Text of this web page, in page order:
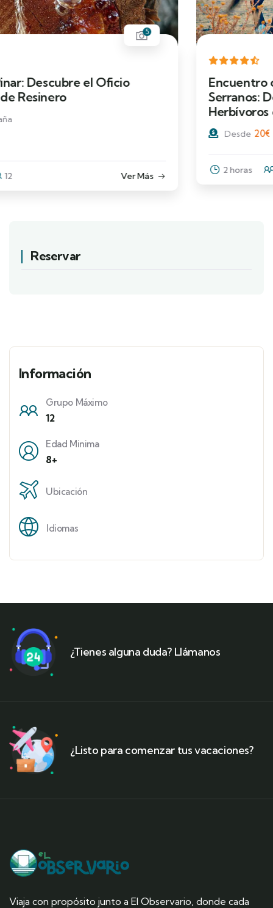
5
Encuentro con Tauros y Caballos
Serranos: Descubre los Grandes
Ver Más
Reservar
Información
Grupo Máximo
12
Edad Minima
8+
Ubicación
Idiomas
¿Tienes alguna duda? Llámanos
¿Listo para comenzar tus vacaciones?
Viaja con propósito junto a El Observario, donde cada